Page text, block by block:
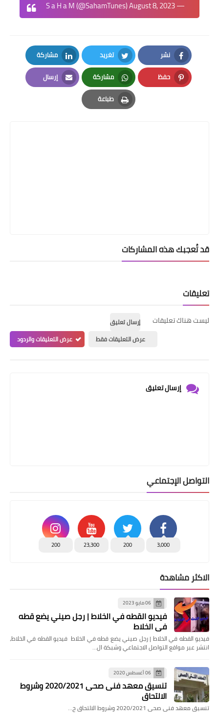
— S a H a M (@SahamTunes)
August 8, 2023
نشر
Facebook
تغريد
Twitter
مشاركة
LinkedIn
حفظ
Pinterest
مشاركة
Whatsapp
إرسال
Email
طباعة
Print
قد تُعجبك هذه المشاركات
تعليقات
ليست هناك تعليقات
إرسال تعليق
عرض التعليقات فقط
عرض التعليقات والردود
إرسال تعليق
التواصل الإجتماعي
3,000
200
23,300
200
الاكثر مشاهدة
06 مايو 2023
فيديو القطه في الخلاط | رجل صيني يضع قطه
في الخلاط
فيديو القطه في الخلاط | رجل صيني يضع قطه في الخلاط فيديو القطه في الخلاط،
انتشر عبر مواقع التواصل الاجتماعي وشبكة ال…
06 أغسطس 2020
تنسيق معهد فنى صحى 2020/2021 وشروط
الالتحاق
تنسيق معهد فنى صحى 2020/2021 وشروط الالتحاق ح…